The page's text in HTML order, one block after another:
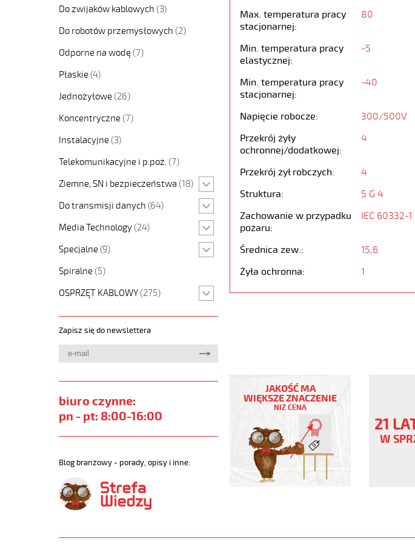
Do zwijaków kablowych (3)
Do robotów przemysłowych (2)
Odporne na wodę (7)
Płaskie (4)
Jednożyłowe (26)
Koncentryczne (7)
Instalacyjne (3)
Telekomunikacyjne i p.poż. (7)
Ziemne, SN i bezpieczeństwa (18)
Do transmisji danych (64)
Media Technology (24)
Specjalne (9)
Spiralne (5)
OSPRZĘT KABLOWY (275)
Zapisz się do newslettera
biuro czynne:
pn - pt: 8:00-16:00
Blog branżowy - porady, opisy i inne:
Max. temperatura pracy
stacjonarnej:
80
Min. temperatura pracy
elastycznej:
-5
Min. temperatura pracy
stacjonarnej:
-40
Napięcie robocze:
300/500V
Przekrój żyły
ochronnej/dodatkowej:
4
Przekrój żył robczych:
4
Struktura:
5 G 4
Zachowanie w przypadku
pożaru:
IEC 60332-1
Średnica zew.:
15,6
Żyła ochronna:
1
PURÖ-
Kabel
elastyczny
450/750V
pur,ekran,szary,olejoodp
PURO-
JAKOŚĆ MA
WIĘKSZE ZNACZENIE
NIŻ CENA
21
W